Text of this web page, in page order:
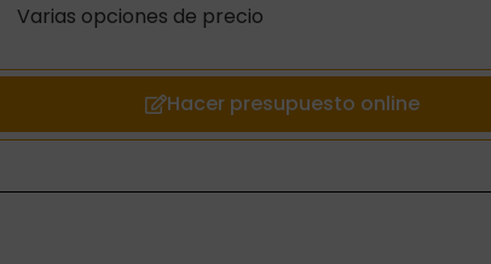
Varias opciones de precio
Hacer presupuesto online